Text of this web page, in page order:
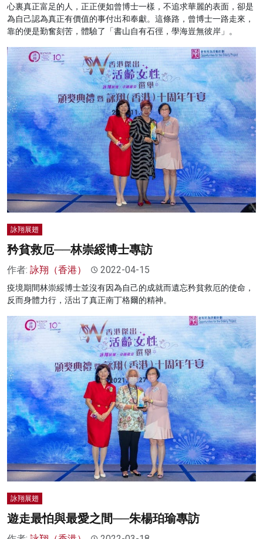
心裏真正富足的人，正正便如曾博士一樣，不追求華麗的表面，卻是
為自己認為真正有價值的事付出和奉獻。這條路，曾博士一路走來，
靠的便是勤奮刻苦，體驗了「書山自有石徑，學海豈無彼岸」。
詠翔展翅
矜貧救厄──林崇綏博士專訪
作者: 詠翔（香港） 2022-04-15
疫境期間林崇綏博士並沒有因為自己的成就而遺忘矜貧救厄的使命，
反而身體力行，活出了真正南丁格爾的精神。
詠翔展翅
遊走最怕與最愛之間──朱楊珀瑜專訪